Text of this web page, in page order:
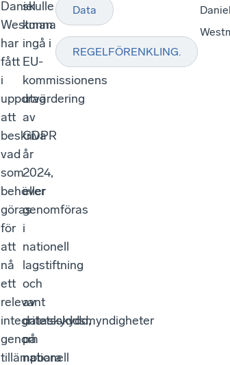
Daniel
Westman
har
fått
i
uppdrag
att
beskriva
vad
som
behöver
göras
för
att
nå
ett
relevant
integritetsskydd,
genom
tillämpbara
skulle
kunna
ingå i
EU-
kommissionens
utvärdering
av
GDPR
år
2024,
eller
genomföras
i
nationell
lagstiftning
och
av
dataskyddsmyndigheter
på
nationell
Data
REGELFÖRENKLING.